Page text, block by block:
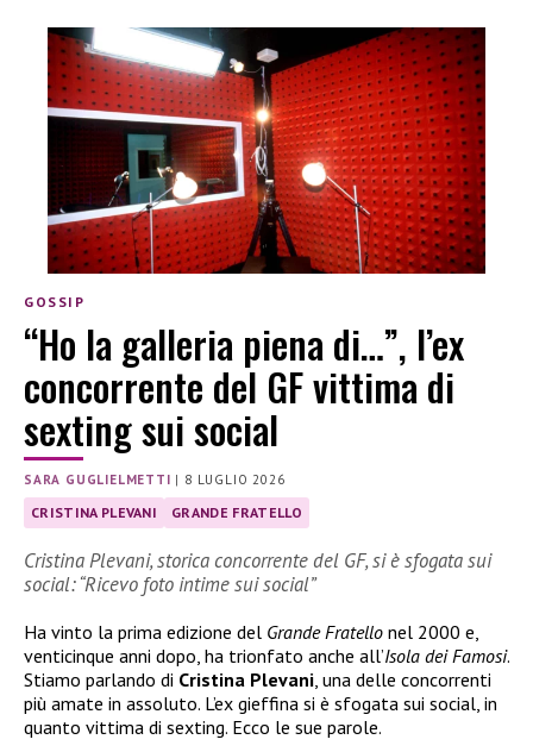
GOSSIP
“Ho la galleria piena di…”, l’ex
concorrente del GF vittima di
sexting sui social
SARA GUGLIELMETTI | 8 LUGLIO 2026
CRISTINA PLEVANI GRANDE FRATELLO
Cristina Plevani, storica concorrente del GF, si è sfogata sui
social: “Ricevo foto intime sui social”
Ha vinto la prima edizione del Grande Fratello nel 2000 e,
venticinque anni dopo, ha trionfato anche all’Isola dei Famosi.
Stiamo parlando di Cristina Plevani , una delle concorrenti
più amate in assoluto. L’ex gieffina si è sfogata sui social, in
quanto vittima di sexting. Ecco le sue parole.